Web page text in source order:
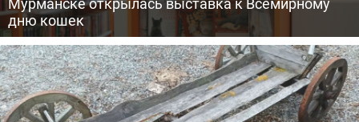
дню кошек